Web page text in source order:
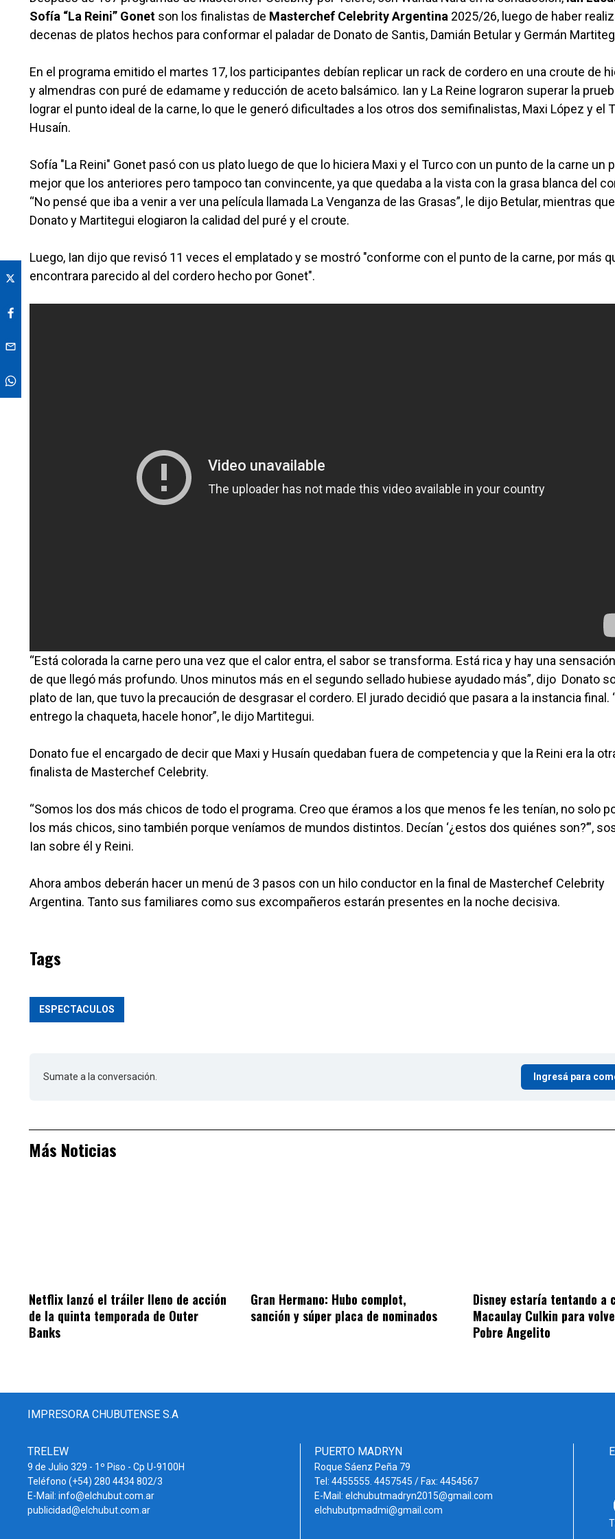
Sofía “La Reini” Gonet son los finalistas de Masterchef Celebrity Argentina 2025/26, luego de haber
decenas de platos hechos para conformar el paladar de Donato de Santis, Damián Betular y Germán
En el programa emitido el martes 17, los participantes debían replicar un rack de cordero en una croute de
y almendras con puré de edamame y reducción de aceto balsámico. Ian y La Reine lograron superar la
lograr el punto ideal de la carne, lo que le generó dificultades a los otros dos semifinalistas, Maxi López y el
Husaín.
Sofía "La Reini" Gonet pasó con us plato luego de que lo hiciera Maxi y el Turco con un punto de la carne un
mejor que los anteriores pero tampoco tan convincente, ya que quedaba a la vista con la grasa blanca del
“No pensé que iba a venir a ver una película llamada La Venganza de las Grasas”, le dijo Betular, mientras que
Donato y Martitegui elogiaron la calidad del puré y el croute.
Luego, Ian dijo que revisó 11 veces el emplatado y se mostró "conforme con el punto de la carne, por más
encontrara parecido al del cordero hecho por Gonet".
“Está colorada la carne pero una vez que el calor entra, el sabor se transforma. Está rica y hay una
de que llegó más profundo. Unos minutos más en el segundo sellado hubiese ayudado más”, dijo Donato
plato de Ian, que tuvo la precaución de desgrasar el cordero. El jurado decidió que pasara a la instancia final.
entrego la chaqueta, hacele honor”, le dijo Martitegui.
Donato fue el encargado de decir que Maxi y Husaín quedaban fuera de competencia y que la Reini era la
finalista de Masterchef Celebrity.
“Somos los dos más chicos de todo el programa. Creo que éramos a los que menos fe les tenían, no solo
los más chicos, sino también porque veníamos de mundos distintos. Decían ‘¿estos dos quiénes son?’”,
Ian sobre él y Reini.
Ahora ambos deberán hacer un menú de 3 pasos con un hilo conductor en la final de Masterchef Celebrity
Argentina. Tanto sus familiares como sus excompañeros estarán presentes en la noche decisiva.
Tags
ESPECTACULOS
Sumate a la conversación. Ingresá para
Más Noticias
Netflix lanzó el tráiler lleno de acción
de la quinta temporada de Outer
Banks
Gran Hermano: Hubo complot,
sanción y súper placa de nominados
Disney estaría tentando a
Macaulay Culkin para
Pobre Angelito
IMPRESORA CHUBUTENSE S.A
TRELEW
9 de Julio 329 - 1º Piso - Cp U-9100H
Teléfono (+54) 280 4434 802/3
E-Mail: info@elchubut.com.ar
publicidad@elchubut.com.ar
PUERTO MADRYN
Roque Sáenz Peña 79
Tel: 4455555. 4457545 / Fax: 4454567
E-Mail: elchubutmadryn2015@gmail.com
elchubutpmadmi@gmail.com